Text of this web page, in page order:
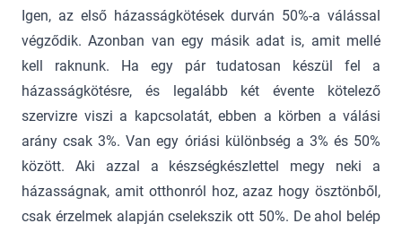
Igen, az első házasságkötések durván 50%-a válással
végződik. Azonban van egy másik adat is, amit mellé
kell raknunk. Ha egy pár tudatosan készül fel a
házasságkötésre, és legalább két évente kötelező
szervizre viszi a kapcsolatát, ebben a körben a válási
arány csak 3%. Van egy óriási különbség a 3% és 50%
között. Aki azzal a készségkészlettel megy neki a
házasságnak, amit otthonról hoz, azaz hogy ösztönből,
csak érzelmek alapján cselekszik ott 50%. De ahol belép